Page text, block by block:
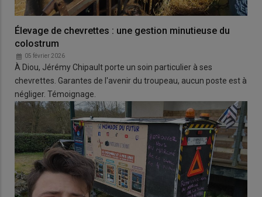
Élevage de chevrettes : une gestion minutieuse du
colostrum
05 février 2026
À Diou, Jérémy Chipault porte un soin particulier à ses
chevrettes. Garantes de l'avenir du troupeau, aucun poste est à
négliger. Témoignage.